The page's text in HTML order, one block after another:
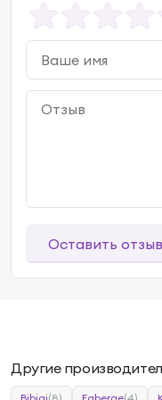
Оставить отзыв
Другие